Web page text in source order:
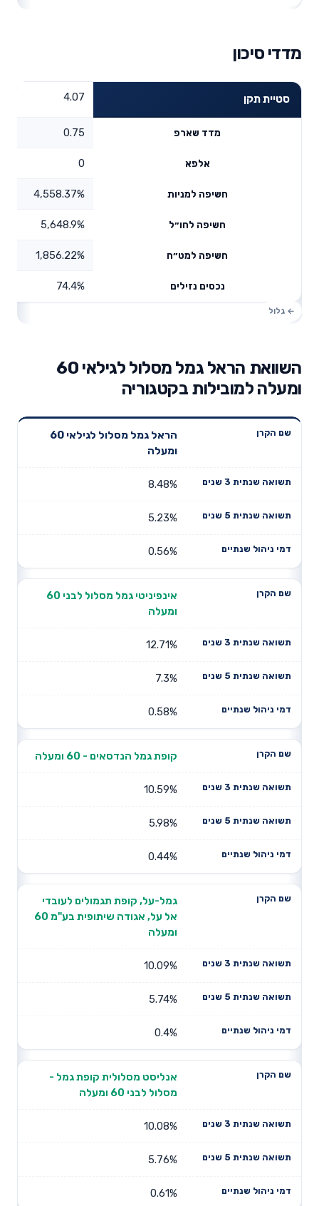
מדדי סיכון
סטיית תקן 4.07
מדד שארפ 0.75
אלפא 0
חשיפה למניות 4,558.37%
חשיפה לחו״ל 5,648.9%
חשיפה למט״ח 1,856.22%
נכסים נזילים 74.4%
השוואת הראל גמל מסלול לגילאי 60
ומעלה למובילות בקטגוריה
שנתית 3
תשואה
דמי ניהול
הראל גמל מסלול לגילאי 60
ומעלה
8.48%
5.23%
0.56%
אינפיניטי גמל מסלול לבני 60
ומעלה
12.71%
7.3%
0.58%
קופת גמל הנדסאים - 60 ומעלה
10.59%
5.98%
0.44%
גמל-על, קופת תגמולים לעובדי
אל על, אגודה שיתופית בע"מ 60
ומעלה
10.09%
5.74%
0.4%
אנליסט מסלולית קופת גמל -
מסלול לבני 60 ומעלה
10.08%
5.76%
0.61%